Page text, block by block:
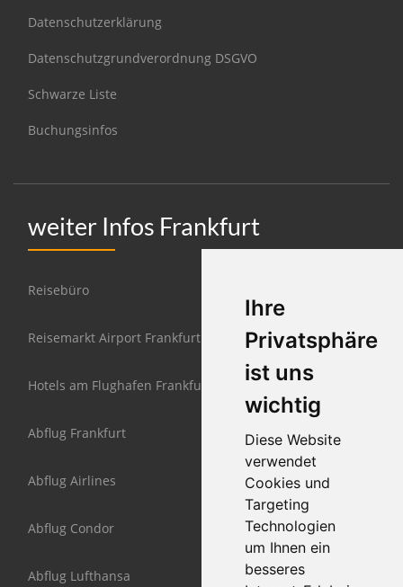
Ihre
Privatsphäre
ist uns
wichtig
Diese Website
verwendet
Cookies und
Targeting
Technologien
um Ihnen ein
besseres
Datenschutzerklärung
Datenschutzgrundverordnung DSGVO
Schwarze Liste
Buchungsinfos
weiter Infos Frankfurt
Reisebüro
Reisemarkt Airport Frankfurt
Hotels am Flughafen Frankfurt
Abflug Frankfurt
Abflug Airlines
Abflug Condor
Abflug Lufthansa